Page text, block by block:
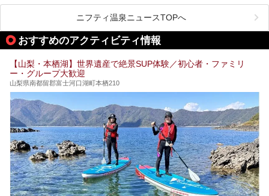
も、これからの季節に嬉しい、じんわりと体の芯まで温ま
る“ぬる湯”が豊富なのも魅力。今回は、湯質も抜群で心ゆく
までリラックスできる山梨のお得な日帰り温泉を、実際体験
した感想と共に紹介します。
※ぬる湯とは35℃～39℃程度の体温に近いぬるめ温泉のこ
ニフティ温泉ニュースTOPへ
おすすめのアクティビティ情報
【山梨・本栖湖】世界遺産で絶景SUP体験／初心者・ファミリ
ー・グループ大歓迎
山梨県南都留郡富士河口湖町本栖210